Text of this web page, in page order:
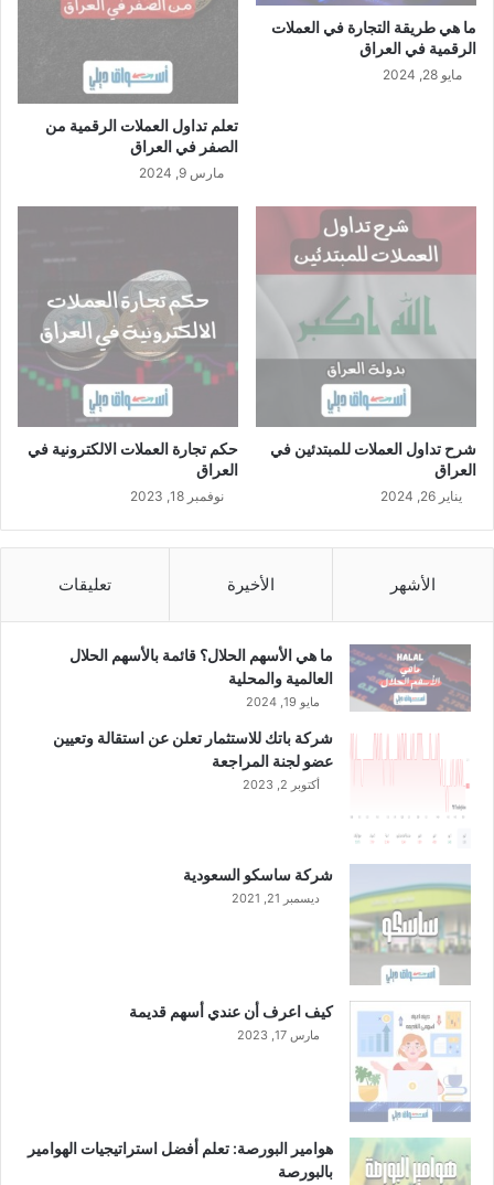
ما هي طريقة التجارة في العملات
الرقمية في العراق
مايو 28, 2024
تعلم تداول العملات الرقمية من
الصفر في العراق
مارس 9, 2024
شرح تداول العملات للمبتدئين في
العراق
يناير 26, 2024
حكم تجارة العملات الالكترونية في
العراق
نوفمبر 18, 2023
الأشهر الأخيرة تعليقات
ما هي الأسهم الحلال؟ قائمة بالأسهم الحلال
العالمية والمحلية
مايو 19, 2024
شركة باتك للاستثمار تعلن عن استقالة وتعيين
عضو لجنة المراجعة
أكتوبر 2, 2023
شركة ساسكو السعودية
ديسمبر 21, 2021
كيف اعرف أن عندي أسهم قديمة
مارس 17, 2023
هوامير البورصة: تعلم أفضل استراتيجيات الهوامير
بالبورصة